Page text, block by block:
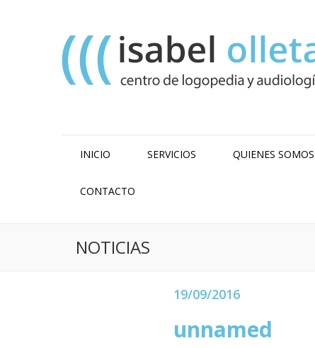
INICIO SERVICIOS QUIENES SOMOS
CONTACTO
NOTICIAS
19/09/2016
unnamed